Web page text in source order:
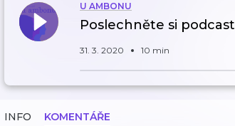
U AMBONU
Poslechněte si podcast
31. 3. 2020 10 min
INFO KOMENTÁŘE